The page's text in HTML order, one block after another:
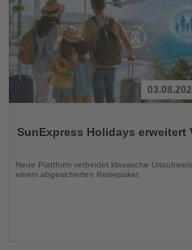
die
SunExpress Holidays erweitert
Neue Plattform verbindet klassische
einem abgesicherten Reisepaket